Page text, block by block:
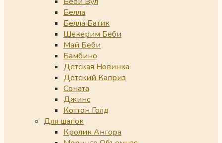
Белла
Белла Батик
Шекерим Беби
Май Беби
Бамбино
Детская Новинка
Детский Каприз
Соната
Джинс
Коттон Голд
Для шапок
Кролик Ангора